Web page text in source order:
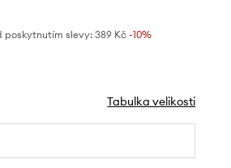
poskytnutím slevy: 389 Kč -10%
Tabulka velikosti